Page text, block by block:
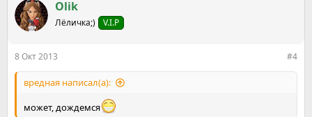
к
ц
и
Olik
Лёличка;) V.I.P
8 Окт 2013 #4
вредная написал(а):
может, дождемся